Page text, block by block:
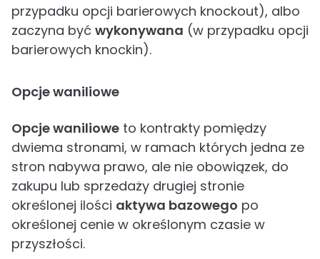
przypadku opcji barierowych knockout), albo
zaczyna być wykonywana (w przypadku opcji
barierowych knockin).
Opcje waniliowe
Opcje waniliowe to kontrakty pomiędzy
dwiema stronami, w ramach których jedna ze
stron nabywa prawo, ale nie obowiązek, do
zakupu lub sprzedaży drugiej stronie
określonej ilości aktywa bazowego po
określonej cenie w określonym czasie w
przyszłości.